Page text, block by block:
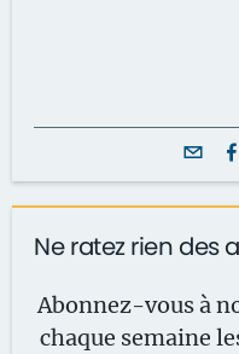
Ne ratez rien des
Abonnez-vous à
chaque semaine